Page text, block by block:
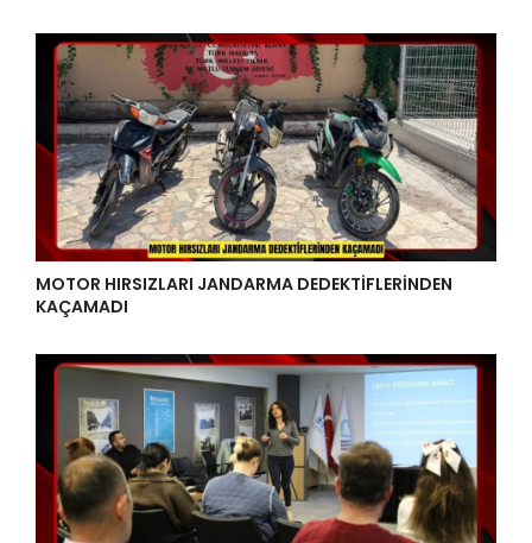
MOTOR HIRSIZLARI JANDARMA DEDEKTİFLERİNDEN
KAÇAMADI